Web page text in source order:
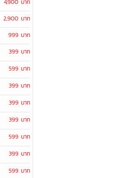
4,900 บาท
2,900 บาท
999 บาท
399 บาท
599 บาท
399 บาท
399 บาท
399 บาท
599 บาท
399 บาท
599 บาท